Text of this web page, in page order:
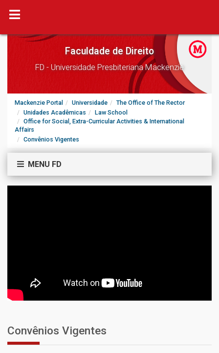
Faculdade de Direito
FD - Universidade Presbiteriana Mackenzie
Mackenzie Portal Universidade
The Office of The Rector
Unidades Acadêmicas
Law School
Office for Social, Extra-Curricular Activities & International
Affairs
Convênios Vigentes
MENU FD
Convênios Vigentes